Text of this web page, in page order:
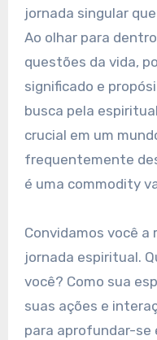
jornada singular
Ao olhar para
questões da vida,
significado e
busca pela
crucial em um
frequentemente
é uma commodity
Convidamos você a
jornada espiritual.
você? Como sua
suas ações e
para aprofundar-se